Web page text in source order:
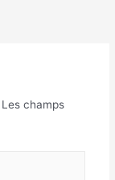
Les champs